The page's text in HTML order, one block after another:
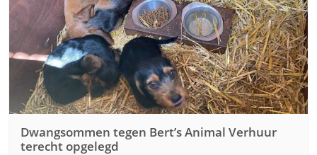
Dwangsommen tegen Bert’s Animal Verhuur
terecht opgelegd